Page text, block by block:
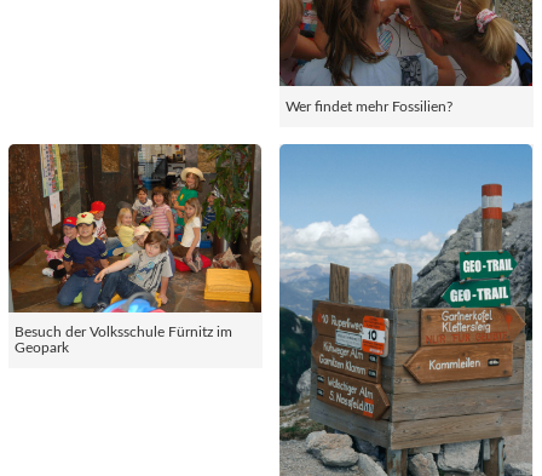
Wer findet mehr Fossilien?
Besuch der Volksschule Fürnitz im
Geopark